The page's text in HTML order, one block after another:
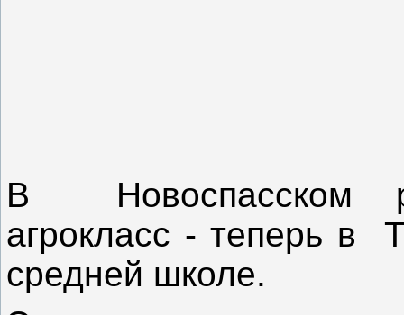
В Новоспасском
агрокласс - теперь в
средней школе.